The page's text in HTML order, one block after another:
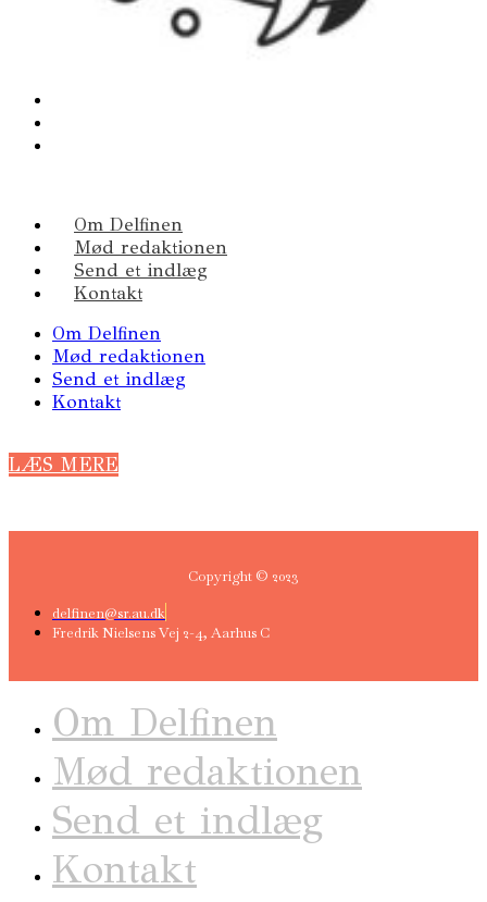
Om Delfinen
Mød redaktionen
Send et indlæg
Kontakt
Om Delfinen
Mød redaktionen
Send et indlæg
Kontakt
LÆS MERE
Copyright © 2023
delfinen@sr.au.dk
Fredrik Nielsens Vej 2-4, Aarhus C
Om Delfinen
Mød redaktionen
Send et indlæg
Kontakt